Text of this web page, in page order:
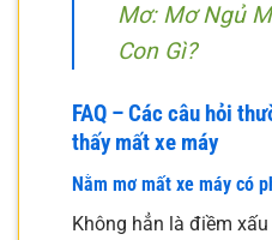
Mơ: Mơ Ngủ
Con Gì?
FAQ – Các câu hỏi
thấy mất xe máy
Nằm mơ mất xe máy có
Không hẳn là điềm